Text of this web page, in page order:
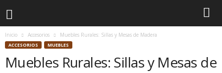
Inicio Accesorios Muebles Rurales: Sillas y Mesas de Madera
ACCESORIOS MUEBLES
Muebles Rurales: Sillas y Mesas de